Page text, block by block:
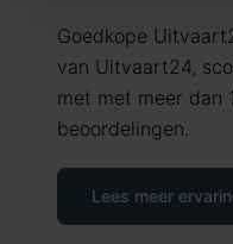
Goedkope
van Uitvaart24,
met met meer dan
beoordelingen.
Lees meer